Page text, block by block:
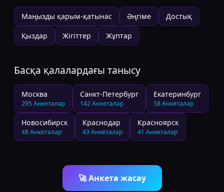
Маңызды қарым-қатынас Әңгіме Достық
Қыздар Жігіттер Жұптар
Басқа қалалардағы танысу
Москва
295 Анкеталар
Санкт-Петербург
142Анкеталар
Екатеринбург
58Анкеталар
Новосибирск
48Анкеталар
Краснодар
43Анкеталар
Красноярск
41 Анкеталар
🚀Анкета жасау